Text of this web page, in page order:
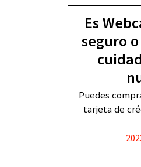
Es
seguro
Puedes
tarjeta de